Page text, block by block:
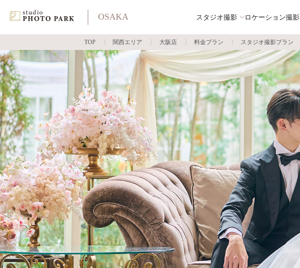
OSAKA スタジオ撮影 ロケーション撮影
TOP 関西エリア 大阪店 料金プラン スタジオ撮影プラン